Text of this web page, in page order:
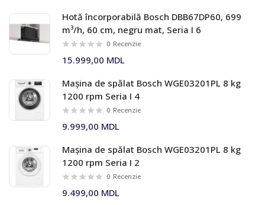
Hotă încorporabilă Bosch DBB67DP60, 699
m³/h, 60 cm, negru mat, Seria I 6
0 Recenzie
15.999,00 MDL
Mașina de spălat Bosch WGE03201PL 8 kg
1200 rpm Seria I 4
0 Recenzie
9.999,00 MDL
Mașina de spălat Bosch WGE03201PL 8 kg
1200 rpm Seria I 2
0 Recenzie
9.499,00 MDL